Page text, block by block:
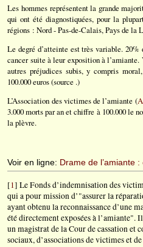
Les hommes représentent la grande
qui ont été diagnostiquées, pour la
régions : Nord - Pas-de-Calais, Pays de la
Le degré d’atteinte est très variable. 20%
cancer suite à leur exposition à
autres préjudices subis, y compris
100.000 euros (source .)
L’Association des victimes de l’amiante (
3.000 morts par an et chiffre à 100.000 le
la plèvre.
Voir en ligne: Drame de l’amiante
[1] Le Fonds d’indemnisation des
qui a pour mission d’"assurer la
ayant obtenu la reconnaissance d’une
été directement exposées à
un magistrat de la Cour de cassation et
sociaux, d’associations de victimes et